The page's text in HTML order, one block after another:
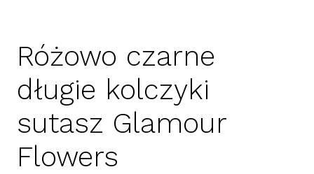
Różowo czarne
długie kolczyki
sutasz Glamour
Flowers